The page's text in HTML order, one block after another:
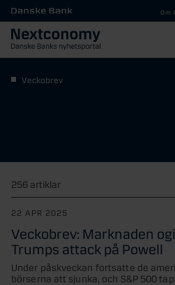
Om
Veckobrev
256 artiklar
22 APR 2025
Veckobrev: Marknaden
Trumps attack på Powell
Under påskveckan fortsatte de
börserna att sjunka, och S&P 500